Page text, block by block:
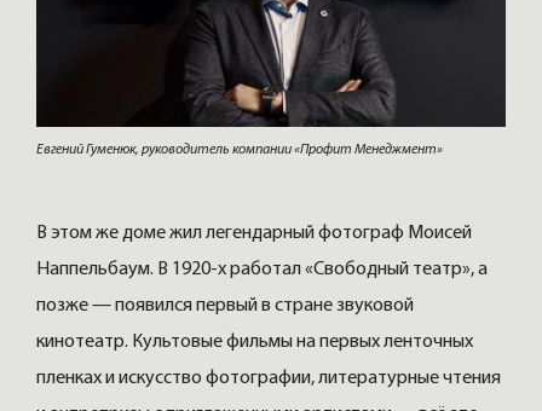
Евгений Гуменюк, руководитель компании «Профит Менеджмент»
В этом же доме жил легендарный фотограф Моисей
Наппельбаум. В 1920-х работал «Свободный театр», а
позже — появился первый в стране звуковой
кинотеатр. Культовые фильмы на первых ленточных
пленках и искусство фотографии, литературные чтения